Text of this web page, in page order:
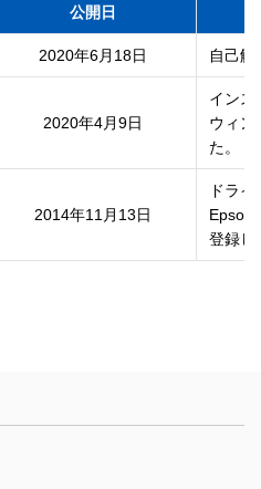
公開日
2020年6月18日 自己解
2020年4月9日
インス
ウィン
た。
2014年11月13日
ドラ
Epson
登録し